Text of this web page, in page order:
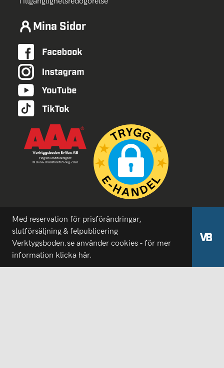
Mina Sidor
Med reservation för prisförändringar,
slutförsäljning & felpublicering
Verktygsboden.se använder cookies - för mer
information klicka här.